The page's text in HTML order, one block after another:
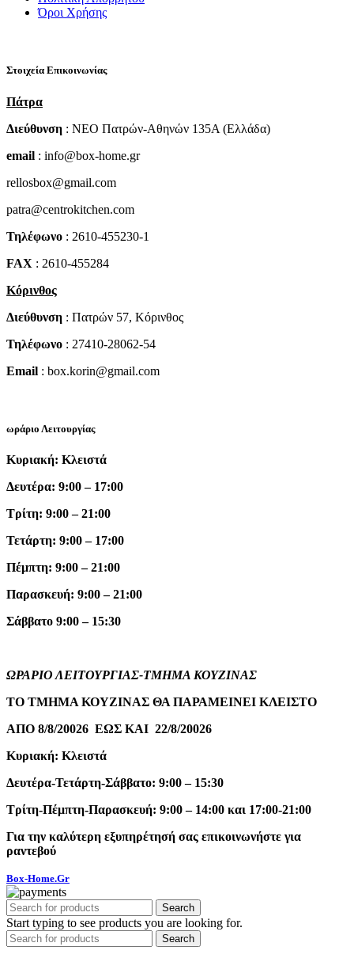
Όροι Χρήσης
Στοιχεία Επικοινωνίας
Πάτρα
Διεύθυνση : NEO Πατρών-Αθηνών 135Α (Ελλάδα)
email : info@box-home.gr
rellosbox@gmail.com
patra@centrokitchen.com
Τηλέφωνο : 2610-455230-1
FAX : 2610-455284
Κόρινθος
Διεύθυνση : Πατρών 57, Κόρινθος
Τηλέφωνο : 27410-28062-54
Email : box.korin@gmail.com
ωράριο Λειτουργίας
Κυριακή: Κλειστά
Δευτέρα: 9:00 – 17:00
Τρίτη: 9:00 – 21:00
Τετάρτη: 9:00 – 17:00
Πέμπτη: 9:00 – 21:00
Παρασκευή: 9:00 – 21:00
Σάββατο 9:00 – 15:30
ΩΡΑΡΙΟ ΛΕΙΤΟΥΡΓΙΑΣ-ΤΜΗΜΑ ΚΟΥΖΙΝΑΣ
ΤΟ ΤΜΗΜΑ ΚΟΥΖΙΝΑΣ ΘΑ ΠΑΡΑΜΕΙΝΕΙ ΚΛΕΙΣΤΟ
ΑΠΟ 8/8/20026 ΕΩΣ ΚΑΙ 22/8/20026
Κυριακή: Κλειστά
Δευτέρα-Τετάρτη-Σάββατο: 9:00 – 15:30
Τρίτη-Πέμπτη-Παρασκευή: 9:00 – 14:00 και 17:00-21:00
Για την καλύτερη εξυπηρέτησή σας επικοινωνήστε για
ραντεβού
Box-Home.Gr
Search
Start typing to see products you are looking for.
Search